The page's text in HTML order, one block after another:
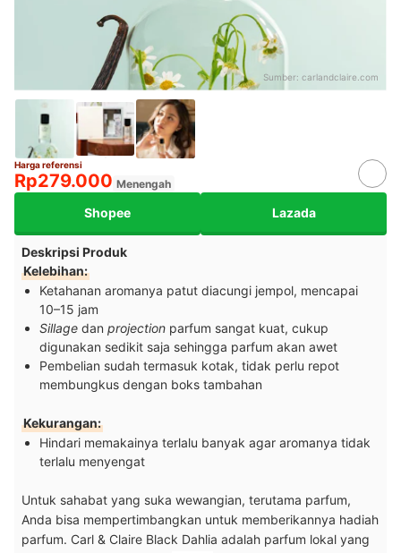
Sumber: carlandclaire.com
Harga referensi
Rp279.000 Menengah
Shopee Lazada
Deskripsi Produk
Kelebihan:
Ketahanan aromanya patut diacungi jempol, mencapai
10–15 jam
Sillage dan projection parfum sangat kuat, cukup
digunakan sedikit saja sehingga parfum akan awet
Pembelian sudah termasuk kotak, tidak perlu repot
membungkus dengan boks tambahan
Kekurangan:
Hindari memakainya terlalu banyak agar aromanya tidak
terlalu menyengat
Untuk sahabat yang suka wewangian, terutama parfum,
Anda bisa mempertimbangkan untuk memberikannya hadiah
parfum. Carl & Claire Black Dahlia adalah parfum lokal yang